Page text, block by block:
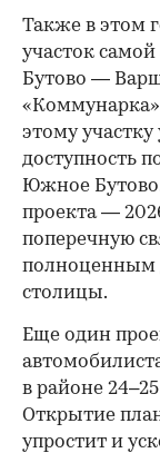
Также в этом
участок
Бутово —
этому
доступность
Южное
проекта —
поперечную
полноценным
столицы.
Еще один
в районе
Открытие
упростит и